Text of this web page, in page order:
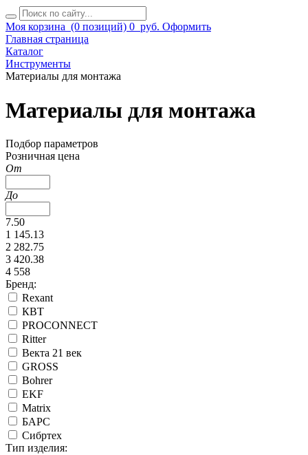
Моя корзина (0 позиций) 0 руб. Оформить
Главная страница
Каталог
Инструменты
Материалы для монтажа
Материалы для монтажа
Подбор параметров
Розничная цена
От
До
7.50
1 145.13
2 282.75
3 420.38
4 558
Бренд:
Rexant
КВТ
PROCONNECT
Ritter
Векта 21 век
GROSS
Bohrer
EKF
Matrix
БАРС
Сибртех
Тип изделия: